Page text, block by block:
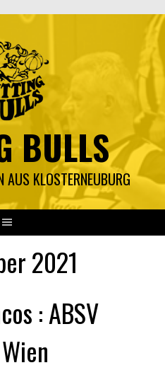
BULLS
AUS KLOSTERNEUBURG
2021
: ABSV